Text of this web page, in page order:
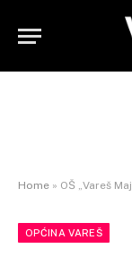
Home » OŠ „Vareš
OPĆINA VAREŠ